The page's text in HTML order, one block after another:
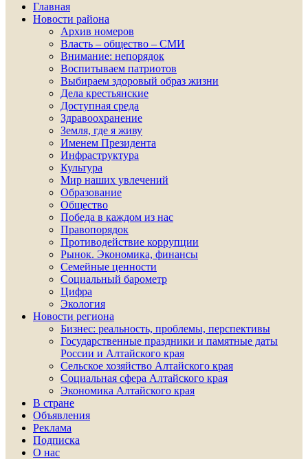
Главная
Новости района
Архив номеров
Власть – общество – СМИ
Внимание: непорядок
Воспитываем патриотов
Выбираем здоровый образ жизни
Дела крестьянские
Доступная среда
Здравоохранение
Земля, где я живу
Именем Президента
Инфраструктура
Культура
Мир наших увлечений
Образование
Общество
Победа в каждом из нас
Правопорядок
Противодействие коррупции
Рынок. Экономика, финансы
Семейные ценности
Социальный барометр
Цифра
Экология
Новости региона
Бизнес: реальность, проблемы, перспективы
Государственные праздники и памятные даты
России и Алтайского края
Сельское хозяйство Алтайского края
Социальная сфера Алтайского края
Экономика Алтайского края
В стране
Объявления
Реклама
Подписка
О нас